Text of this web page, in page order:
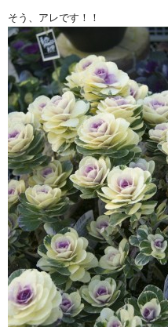
そう、アレです！！